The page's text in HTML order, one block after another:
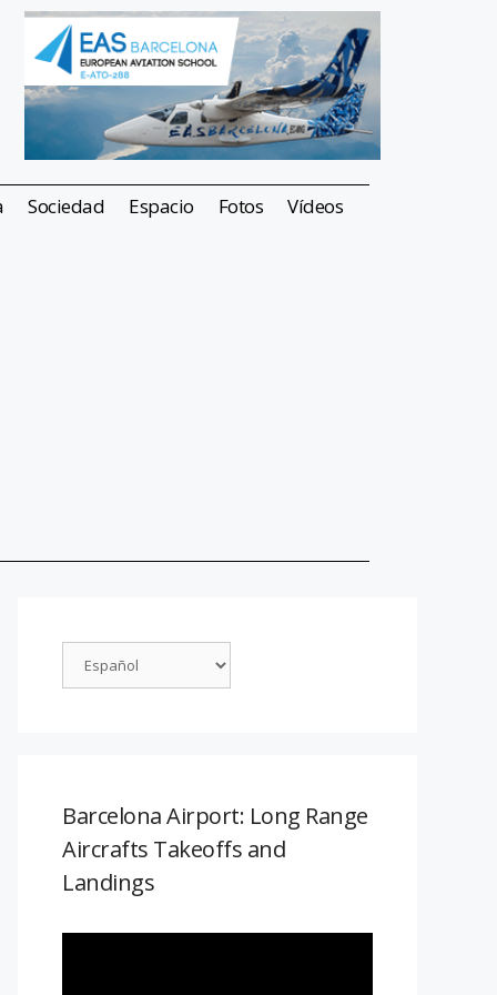
Sociedad Espacio Fotos Vídeos
Barcelona Airport: Long Range
Aircrafts Takeoffs and
Landings